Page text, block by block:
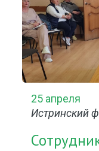
25 апреля
Истринский